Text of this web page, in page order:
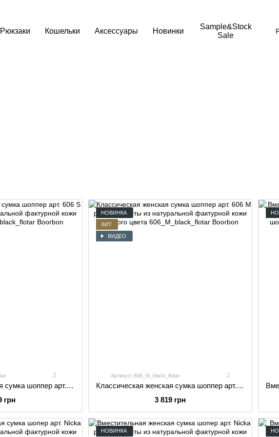
Рюкзаки Кошельки Аксессуары Новинки
Sample&Stock
Sale
2
Классическая женская сумка шоппер арт. 606 S ручной работы из натуральной фактурной кожи черного цвета
грн
НОВИНКА
ХИТ
ВИДЕО
Артикул: 606_M_black_flotar 2
Классическая женская сумка шоппер арт. 606 M ручной работы из натуральной фактурной кожи черного цвета
3 819 грн
НОВИНКА